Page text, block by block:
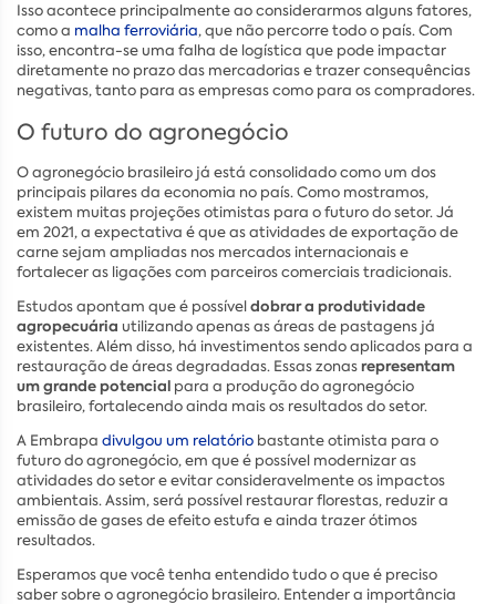
Isso acontece principalmente ao considerarmos alguns fatores,
como a malha ferroviária, que não percorre todo o país. Com
isso, encontra-se uma falha de logística que pode impactar
diretamente no prazo das mercadorias e trazer consequências
negativas, tanto para as empresas como para os compradores.
O futuro do agronegócio
O agronegócio brasileiro já está consolidado como um dos
principais pilares da economia no país. Como mostramos,
existem muitas projeções otimistas para o futuro do setor. Já
em 2021, a expectativa é que as atividades de exportação de
carne sejam ampliadas nos mercados internacionais e
fortalecer as ligações com parceiros comerciais tradicionais.
Estudos apontam que é possíveldobrar a produtividade
agropecuária utilizando apenas as áreas de pastagens já
existentes. Além disso, há investimentos sendo aplicados para a
restauração de áreas degradadas. Essas zonasrepresentam
um grande potencial para a produção do agronegócio
brasileiro, fortalecendo ainda mais os resultados do setor.
A Embrapa divulgou um relatório bastante otimista para o
futuro do agronegócio, em que é possível modernizar as
atividades do setor e evitar consideravelmente os impactos
ambientais. Assim, será possível restaurar florestas, reduzir a
emissão de gases de efeito estufa e ainda trazer ótimos
resultados.
Esperamos que você tenha entendido tudo o que é preciso
saber sobre o agronegócio brasileiro. Entender a importância